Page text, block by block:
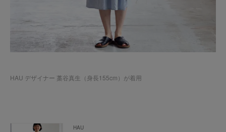
HAU デザイナー 藁谷真生（身長155cm）が着用
HAU